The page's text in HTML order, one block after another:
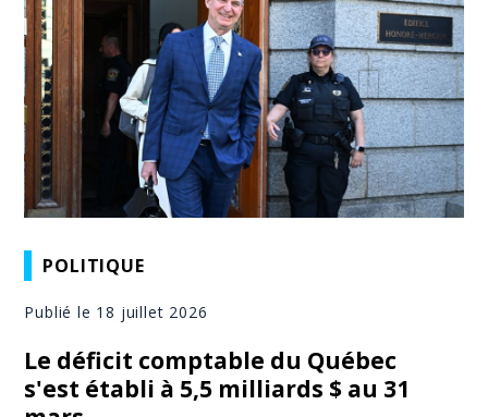
POLITIQUE
Publié le 18 juillet 2026
Le déficit comptable du Québec
s'est établi à 5,5 milliards $ au 31